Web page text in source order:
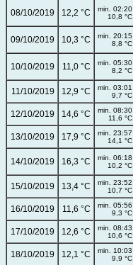
08/10/2019 12,2 °C
min. 02:20
10,8 °C
09/10/2019 10,3 °C
min. 20:15
8,8 °C
10/10/2019 11,0 °C
min. 05:30
8,2 °C
11/10/2019 12,9 °C
min. 03:01
9,7 °C
12/10/2019 14,6 °C
min. 08:30
11,6 °C
13/10/2019 17,9 °C
min. 23:57
14,1 °C
14/10/2019 16,3 °C
min. 06:18
10,2 °C
15/10/2019 13,4 °C
min. 23:52
10,7 °C
16/10/2019 11,6 °C
min. 05:56
9,3 °C
17/10/2019 12,6 °C
min. 08:43
10,6 °C
18/10/2019 12,1 °C
min. 10:03
9,9 °C